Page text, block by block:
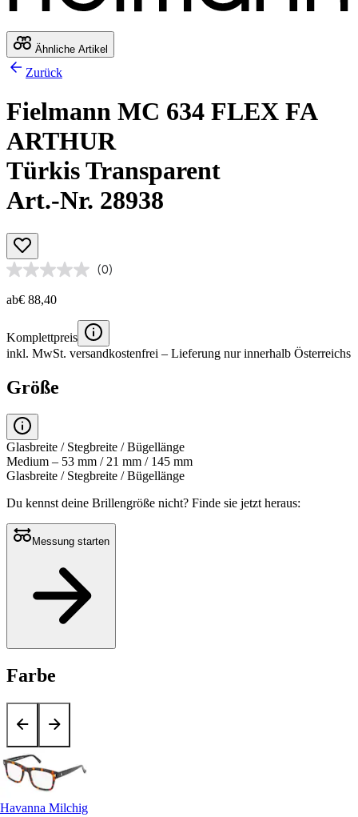
Ähnliche Artikel
Zurück
Fielmann MC 634 FLEX FA
ARTHUR
Türkis Transparent
Art.-Nr. 28938
(0)
ab€ 88,40
Komplettpreis
inkl. MwSt. versandkostenfrei – Lieferung nur innerhalb Österreichs
Größe
Glasbreite / Stegbreite / Bügellänge
Medium – 53 mm / 21 mm / 145 mm
Glasbreite / Stegbreite / Bügellänge
Du kennst deine Brillengröße nicht? Finde sie jetzt heraus:
Messung starten
Farbe
Havanna Milchig